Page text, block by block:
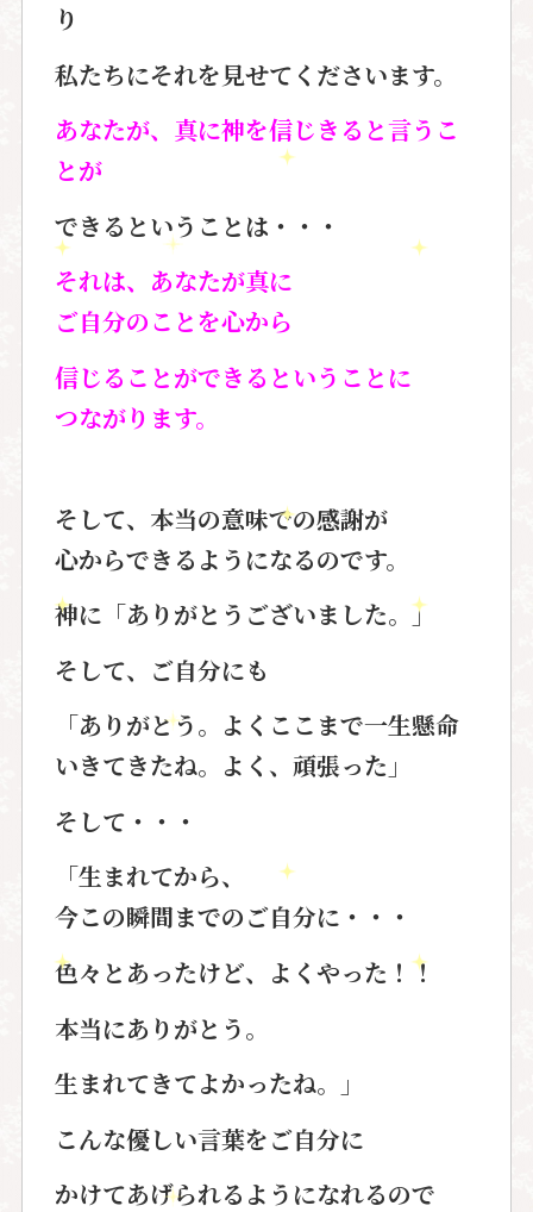
り
私たちにそれを見せてくださいます。
あなたが、真に神を信じきると言うこ
とが
できるということは・・・
それは、あなたが真に
ご自分のことを心から
信じることができるということに
つながります。
そして、本当の意味での感謝が
心からできるようになるのです。
神に「ありがとうございました。」
そして、ご自分にも
「ありがとう。よくここまで一生懸命
いきてきたね。よく、頑張った」
そして・・・
「生まれてから、
今この瞬間までのご自分に・・・
色々とあったけど、よくやった！！
本当にありがとう。
生まれてきてよかったね。」
こんな優しい言葉をご自分に
かけてあげられるようになれるので